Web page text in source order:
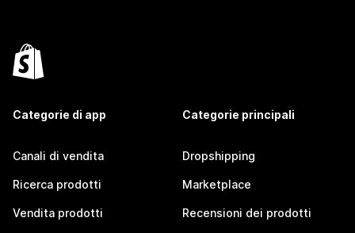
Categorie di app
Canali di vendita
Ricerca prodotti
Vendita prodotti
Categorie principali
Dropshipping
Marketplace
Recensioni dei prodotti